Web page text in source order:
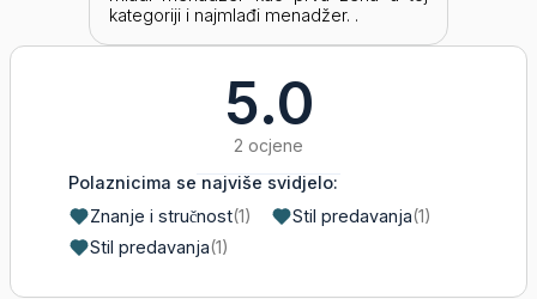
kategoriji i najmlađi menadžer. .
5.0
2 ocjene
Polaznicima se najviše svidjelo:
Znanje i stručnost(1) Stil predavanja(1)
Stil predavanja(1)